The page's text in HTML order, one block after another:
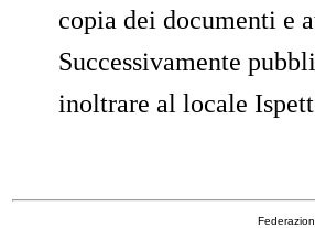
copia dei documenti e
Successivamente
inoltrare al locale